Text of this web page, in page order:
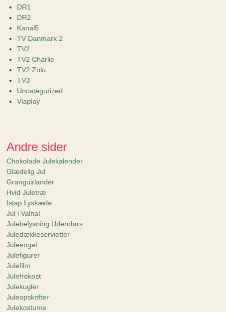
DR1
DR2
Kanal5
TV Danmark 2
TV2
TV2 Charlie
TV2 Zulu
TV3
Uncategorized
Viaplay
Andre sider
Chokolade Julekalender
Glædelig Jul
Granguirlander
Hvid Juletræ
Istap Lyskæde
Jul i Valhal
Julebelysning Udendørs
Juledækkeservietter
Juleengel
Julefigurer
Julefilm
Julefrokost
Julekugler
Juleopskrifter
Julekostume